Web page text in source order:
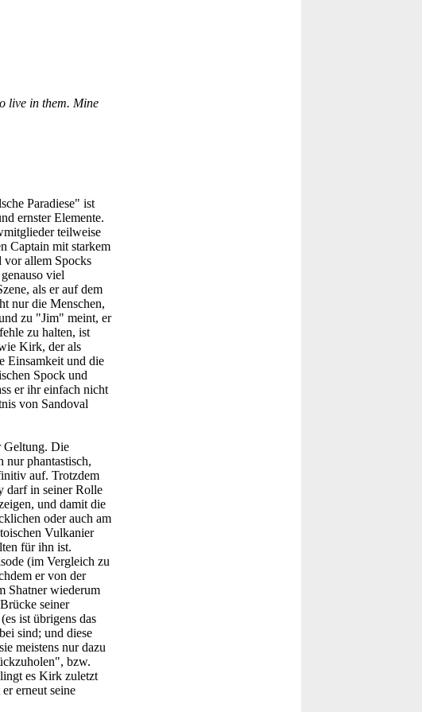
live in them. Mine
Paradiese" ist
ernster Elemente.
teilweise
Captain mit starkem
vor allem Spocks
viel
als er auf dem
nur die Menschen,
zu "Jim" meint, er
zu halten, ist
Kirk, der als
Einsamkeit und die
Spock und
er ihr einfach nicht
von Sandoval
Geltung. Die
nur phantastisch,
auf. Trotzdem
darf in seiner Rolle
und damit die
oder auch am
Vulkanier
für ihn ist.
(im Vergleich zu
er von der
Shatner wiederum
seiner
ist übrigens das
sind; und diese
meistens nur dazu
bzw.
es Kirk zuletzt
erneut seine